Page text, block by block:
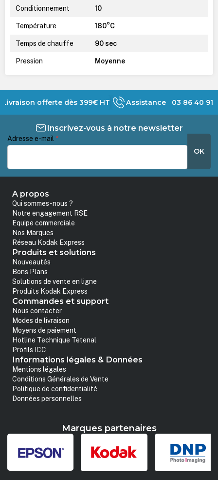
Conditionnement 10
Température 180°C
Temps de chauffe 90 sec
Pression Moyenne
Livraison offerte dès 399€ HT Assistance 03 86 40 91
Inscrivez-vous à notre newsletter
Adresse e-mail *
OK
A propos
Qui sommes-nous ?
Notre engagement RSE
Equipe commerciale
Nos Marques
Réseau Kodak Express
Produits et solutions
Nouveautés
Bons Plans
Solutions de vente en ligne
Produits Kodak Express
Commandes et support
Nous contacter
Modes de livraison
Moyens de paiement
Hotline Technique Tetenal
Profils ICC
Informations légales & Données
Mentions légales
Conditions Générales de Vente
Politique de confidentialité
Données personnelles
Marques partenaires